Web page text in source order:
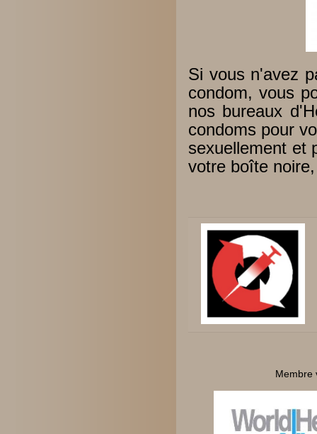
Si vous n'avez
condom, vous
nos bureaux
condoms pour
sexuellement et
votre boîte
Membre